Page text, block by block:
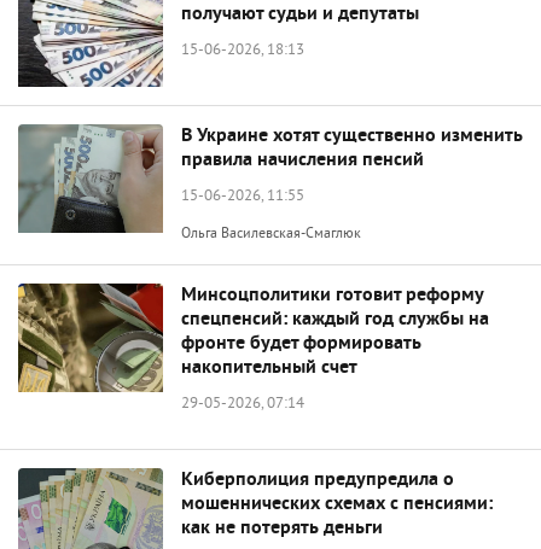
получают судьи и депутаты
15-06-2026, 18:13
В Украине хотят существенно изменить
правила начисления пенсий
15-06-2026, 11:55
Ольга Василевская-Смаглюк
Минсоцполитики готовит реформу
спецпенсий: каждый год службы на
фронте будет формировать
накопительный счет
29-05-2026, 07:14
Киберполиция предупредила о
мошеннических схемах с пенсиями:
как не потерять деньги